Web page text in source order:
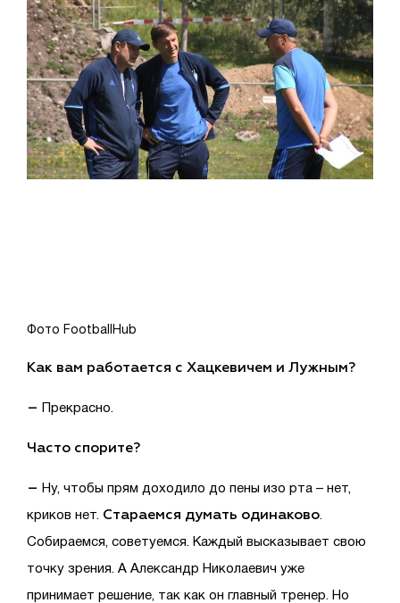
Фото FootballHub
Как вам работается с Хацкевичем и Лужным?
– Прекрасно.
Часто спорите?
– Ну, чтобы прям доходило до пены изо рта – нет,
криков нет. Стараемся думать одинаково
Собираемся, советуемся. Каждый высказывает свою
точку зрения. А Александр Николаевич уже
принимает решение, так как он главный тренер. Но